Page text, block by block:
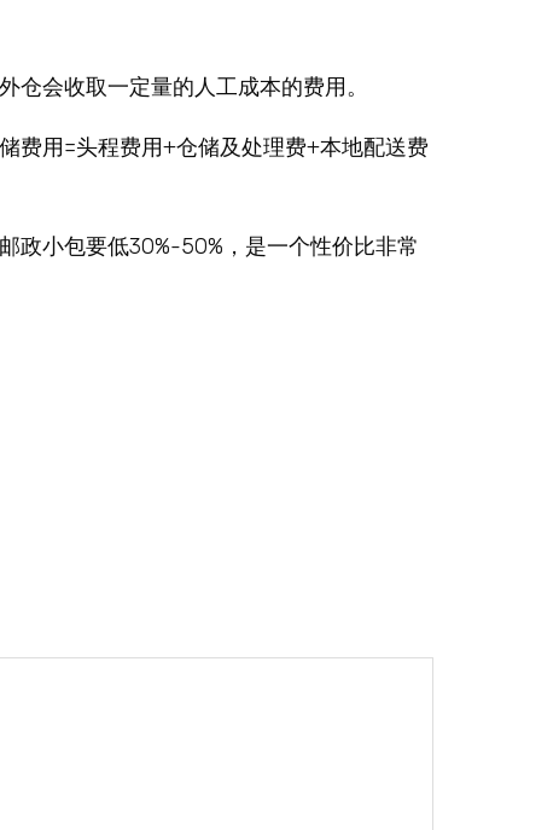
会收取一定量的人工成本的费用。
费用=头程费用+仓储及处理费+本地配送费
政小包要低30%-50%，是一个性价比非常